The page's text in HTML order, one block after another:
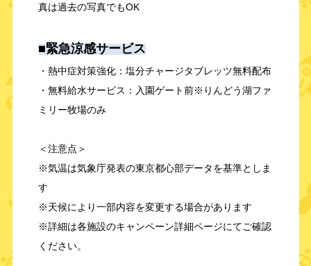
真は過去の写真でもOK
■緊急涼感サービス
・熱中症対策強化：塩分チャージタブレッツ無料配布
・無料給水サービス：入園ゲート前※りんどう湖ファ
ミリー牧場のみ
＜注意点＞
※気温は気象庁発表の東京都心部データを基準としま
す
※天候により一部内容を変更する場合があります
※詳細は各施設のキャンペーン詳細ページにてご確認
ください。